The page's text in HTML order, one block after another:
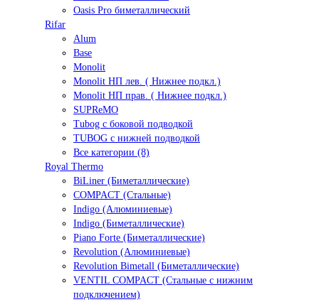
Oasis Pro биметаллический
Rifar
Alum
Base
Monolit
Monolit НП лев. ( Нижнее подкл.)
Monolit НП прав. ( Нижнее подкл.)
SUPReMO
Tubog с боковой подводкой
TUBOG с нижней подводкой
Все категории (8)
Royal Thermo
BiLiner (Биметаллические)
COMPACT (Стальные)
Indigo (Алюминиевые)
Indigo (Биметаллические)
Piano Forte (Биметаллические)
Revolution (Алюминиевые)
Revolution Bimetall (Биметаллические)
VENTIL COMPACT (Стальные с нижним
подключением)